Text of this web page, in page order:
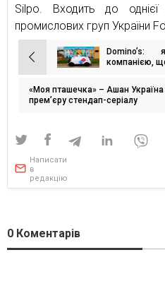
Silpo. Входить до
промислових груп України
Навігація
записів
Domino’s:
компанією,
«Моя пташечка» – Ашан Україна
прем’єру стендап-серіалу
Написати
в
редакцію
0 Коментарів